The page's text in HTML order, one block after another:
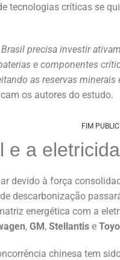
tecnologias críticas se
Brasil precisa investir
e componentes
as reservas
os autores do estudo.
FIM
e a
devido à força
descarbonização
energética com a
, GM, Stellantis e
chinesa tem